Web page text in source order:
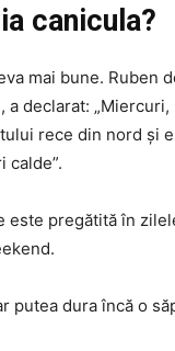
canicula?
mai bune. Ruben
a declarat:
rece din nord și
calde”.
este pregătită în
putea dura încă o